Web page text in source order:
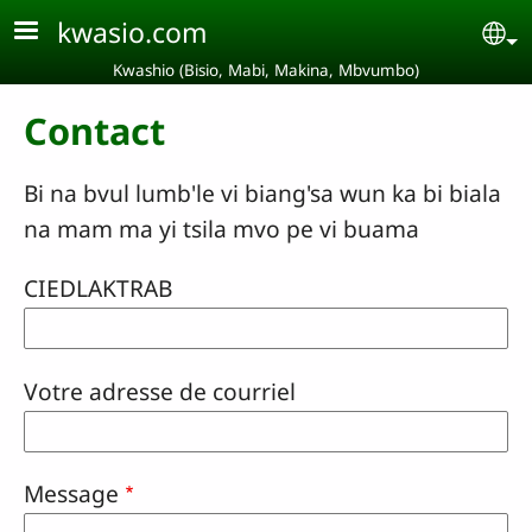
Aller au contenu principal
kwasio.com
Kwashio (Bisio, Mabi, Makina, Mbvumbo)
Contact
Bi na bvul lumb'le vi biang'sa wun ka bi biala
na mam ma yi tsila mvo pe vi buama
CIEDLAKTRAB
Votre adresse de courriel
Message